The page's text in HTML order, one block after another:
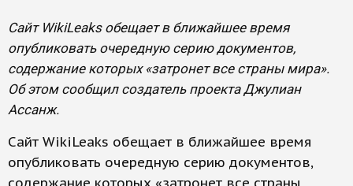
Сайт WikiLeaks обещает в ближайшее время
опубликовать очередную серию документов,
содержание которых «затронет все страны мира».
Об этом сообщил создатель проекта Джулиан
Ассанж.
Сайт WikiLeaks обещает в ближайшее время
опубликовать очередную серию документов,